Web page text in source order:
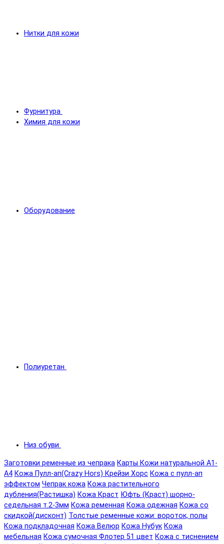
Нитки для кожи
Фурнитура
Химия для кожи
Оборудование
Полиуретан
Низ обуви
Заготовки ременные из чепрака Карты Кожи натуральной А1-
А4 Кожа Пулл-ап(Crazy Hors) Крейзи Хорс Кожа с пулл-ап
эффектом Чепрак кожа Кожа растительного
дубления(Растишка) Кожа Краст Юфть (Краст) шорно-
седельная т.2-3мм Кожа ременная Кожа одежная Кожа со
скидкой(дисконт) Толстые ременные кожи: вороток, полы
Кожа подкладочная Кожа Велюр Кожа Нубук Кожа
мебельная Кожа сумочная Флотер 51 цвет Кожа с тиснением